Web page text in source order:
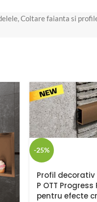
,Coltare faianta si
-25%
Profil
P OTT
pentru efecte